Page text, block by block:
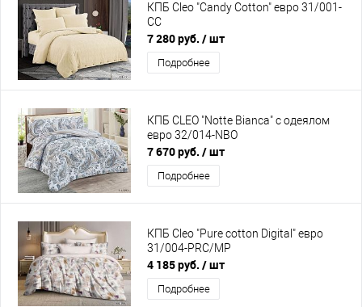
КПБ Cleo "Candy Cotton" евро 31/001-
CC
7 280 руб. / шт
Подробнее
КПБ CLEO "Notte Bianca" с одеялом
евро 32/014-NBO
7 670 руб. / шт
Подробнее
КПБ Cleo "Pure cotton Digital" евро
31/004-PRC/MP
4 185 руб. / шт
Подробнее